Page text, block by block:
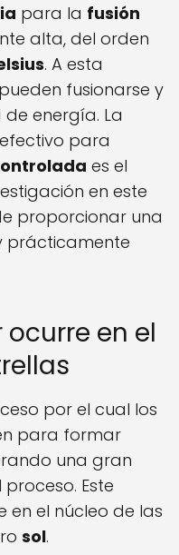
para la fusión
alta, del orden
. A esta
fusionarse y
energía. La
para
es el
en este
proporcionar una
prácticamente
en el
por el cual los
para formar
una gran
Este
en el núcleo de las
sol.